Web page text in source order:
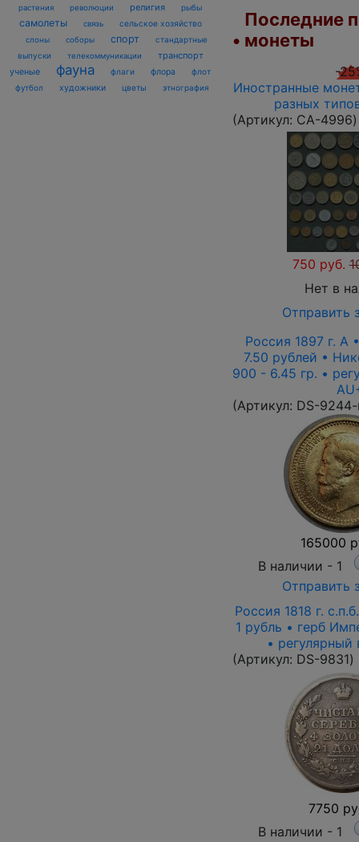
растения революции религия рыбы
самолеты связь сельское хозяйство
слоны соборы спорт
стандартные
выпуски
телекоммуникации транспорт
ученые фауна флаги флора
флот
футбол
художники цветы этнография
Последние
• монеты
-
Иностранные
разных
(Артикул: CA-4996)
750 руб.
Нет в
Отправить
Россия 1897 г. А
7.50 рублей •
900 - 6.45 гр. •
(Артикул: DS-
165000
В наличии - 1
Отправить
Россия 1818 г.
1 рубль • герб
•
(Артикул: DS-9831)
7750
В наличии - 1